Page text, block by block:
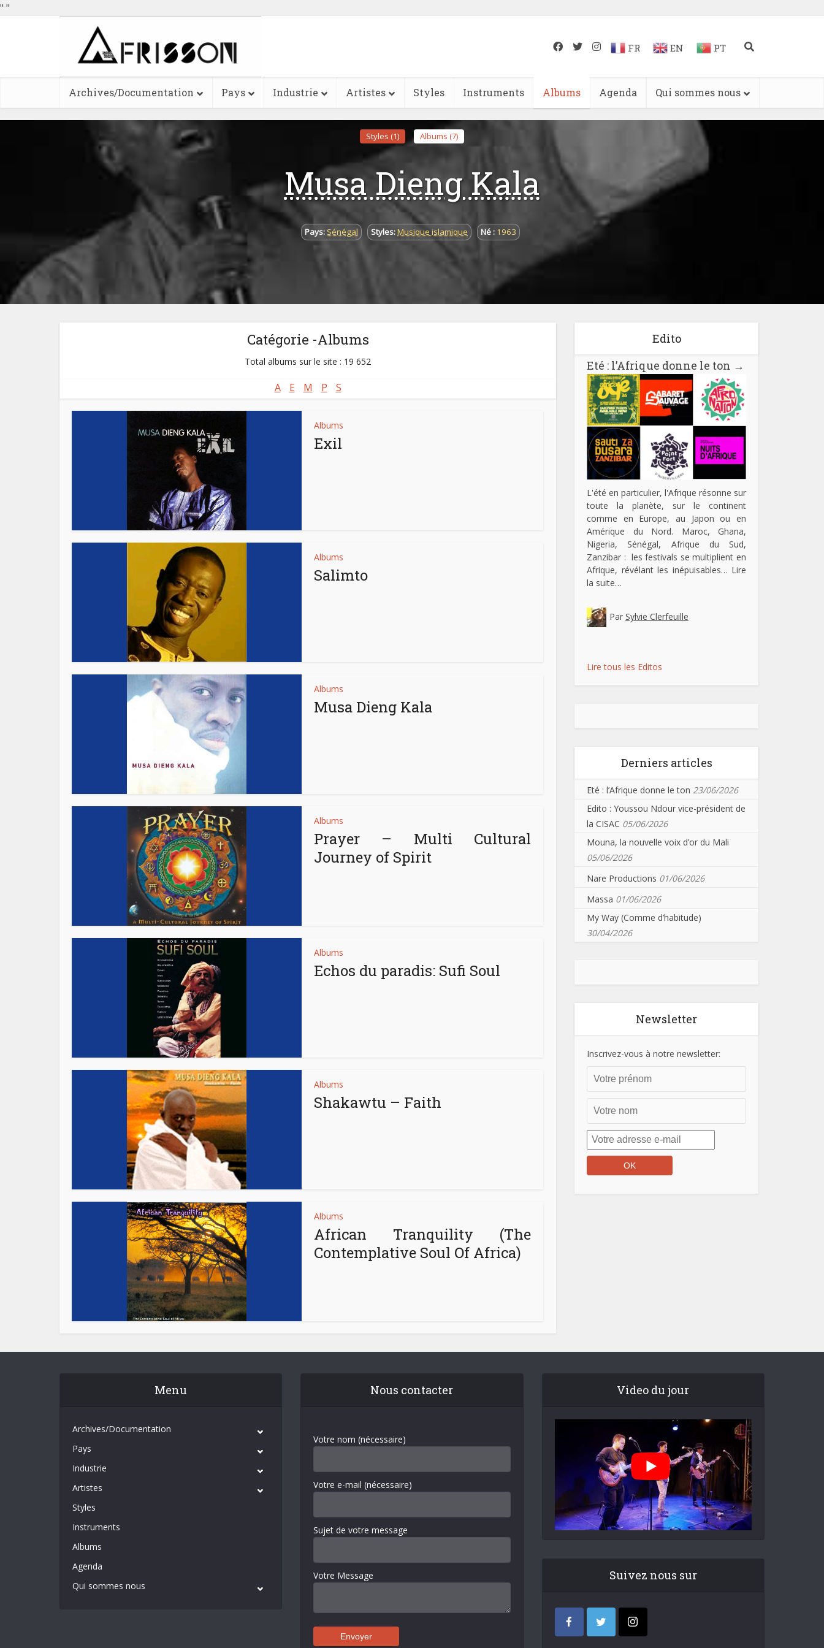
" "
FR EN PT
Archives/Documentation Pays Industrie Artistes Styles Instruments Albums Agenda Qui sommes nous
Styles (1) Albums (7)
Musa Dieng Kala
Pays: Sénégal Styles:Musique islamique Né : 1963
Catégorie -Albums
Total albums sur le site : 19 652
A E M P S
Albums
Exil
Albums
Salimto
Albums
Musa Dieng Kala
Albums
Prayer – Multi Cultural
Journey of Spirit
Albums
Echos du paradis: Sufi Soul
Albums
Shakawtu – Faith
Albums
African Tranquility (The
Contemplative Soul Of Africa)
Edito
Eté : l’Afrique donne le ton →
L'été en particulier, l'Afrique résonne sur
toute la planète, sur le continent
comme en Europe, au Japon ou en
Amérique du Nord. Maroc, Ghana,
Nigeria, Sénégal, Afrique du Sud,
Zanzibar : les festivals se multiplient en
Afrique, révélant les inépuisables… Lire
la suite…
Par Sylvie Clerfeuille
Lire tous les Editos
Derniers articles
Eté : l’Afrique donne le ton 23/06/2026
Edito : Youssou Ndour vice-président de
la CISAC 05/06/2026
Mouna, la nouvelle voix d’or du Mali
05/06/2026
Nare Productions 01/06/2026
Massa 01/06/2026
My Way (Comme d’habitude)
30/04/2026
Newsletter
Inscrivez-vous à notre newsletter:
Menu
Archives/Documentation
Pays
Industrie
Artistes
Styles
Instruments
Albums
Agenda
Qui sommes nous
Nous contacter
Votre nom (nécessaire)
Votre e-mail (nécessaire)
Sujet de votre message
Votre Message
Video du jour
Suivez nous sur